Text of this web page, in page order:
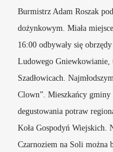
Burmistrz Adam Roszak
dożynkowym. Miała
16:00 odbywały się
Ludowego Gniewkowianie,
Szadłowicach.
Clown”. Mieszkańcy
degustowania potraw
Koła Gospodyń Wiejskich.
Czarnoziem na Soli można